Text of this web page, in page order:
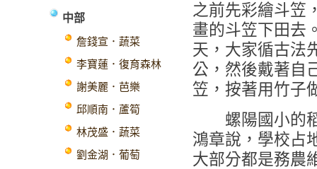
中部
詹錢宣．蔬菜
李寶蓮．復育森林
謝美麗．芭樂
邱順南．蘆筍
林茂盛．蔬菜
劉金湖．葡萄
之前先彩繪斗笠
畫的斗笠下田去
天，大家循古法
公，然後戴著自
笠，按著用竹子
螺陽國小的稻
鴻章說，學校占
大部分都是務農